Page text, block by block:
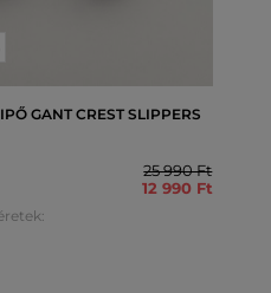
GANT CREST SLIPPERS
25 990 Ft
12 990 Ft